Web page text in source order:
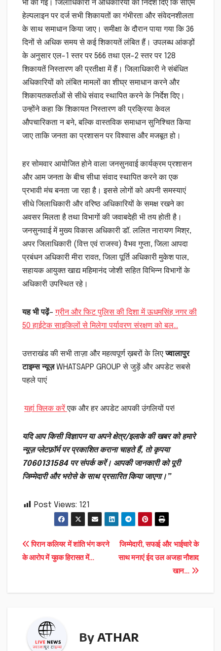
भी की गई। जिलाधिकारी ने अधिकारियों को निर्देश दिए कि सीएम
हेल्पलाइन पर दर्ज सभी शिकायतों का गंभीरता और संवेदनशीलता
के साथ समाधान किया जाए। समीक्षा के दौरान पाया गया कि 36
दिनों से अधिक समय से कई शिकायतें लंबित हैं। उपलब्ध आंकड़ों
के अनुसार एल-1 स्तर पर 566 तथा एल-2 स्तर पर 128
शिकायतें निस्तारण की प्रतीक्षा में हैं। जिलाधिकारी ने संबंधित
अधिकारियों को लंबित मामलों का शीघ्र समाधान करने और
शिकायतकर्ताओं से सीधे संवाद स्थापित करने के निर्देश दिए।
उन्होंने कहा कि शिकायत निस्तारण की प्रक्रिया केवल
औपचारिकता न बने, बल्कि वास्तविक समाधान सुनिश्चित किया
जाए ताकि जनता का प्रशासन पर विश्वास और मजबूत हो।
हर सोमवार आयोजित होने वाला जनसुनवाई कार्यक्रम प्रशासन
और आम जनता के बीच सीधा संवाद स्थापित करने का एक
प्रभावी मंच बनता जा रहा है। इससे लोगों को अपनी समस्याएं
सीधे जिलाधिकारी और वरिष्ठ अधिकारियों के समक्ष रखने का
अवसर मिलता है तथा विभागों की जवाबदेही भी तय होती है।
जनसुनवाई में मुख्य विकास अधिकारी डॉ. ललित नारायण मिश्र,
अपर जिलाधिकारी (वित्त एवं राजस्व) वैभव गुप्ता, जिला आपदा
प्रबंधन अधिकारी मीरा रावत, जिला पूर्ति अधिकारी मुकेश पाल,
सहायक आयुक्त खाद्य महिमानंद जोशी सहित विभिन्न विभागों के
अधिकारी उपस्थित रहे।
यह भी पढ़ें–ग्रीन और फिट पुलिस की दिशा में ऊधमसिंह नगर की
50 हाईटेक साइकिलों से मिलेगा पर्यावरण संरक्षण को बल…
उत्तराखंड की सभी ताज़ा और महत्वपूर्ण ख़बरों के लिएज्वालापुर
टाइम्स न्यूज़WHATSAPP GROUP से जुड़ें और अपडेट सबसे
पहले पाएं
यहां क्लिक करेंएक और हर अपडेट आपकी उंगलियों पर!
यदि आप किसी विज्ञापन या अपने क्षेत्र/इलाके की खबर को हमारे
न्यूज़ प्लेटफ़ॉर्म पर प्रकाशित कराना चाहते हैं, तो कृपया
7060131584 पर संपर्क करें। आपकी जानकारी को पूरी
जिम्मेदारी और भरोसे के साथ प्रसारित किया जाएगा।”
Post Views: 121
Post
navigation
जिम्मेदारी, सफाई और भाईचारे के
साथ मनाएं ईद उल अजहा नौशाद
खान…
पिरान कलियर में शांति भंग करने
के आरोप में युवक हिरासत में…
By ATHAR